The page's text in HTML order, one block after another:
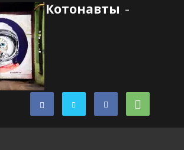
Котонавты -